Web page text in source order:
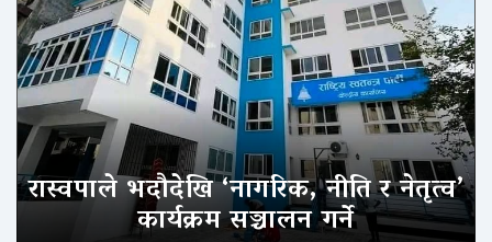
रास्वपाले भदौदेखि ‘नागरिक, नीति र नेतृत्व’
कार्यक्रम सञ्चालन गर्ने